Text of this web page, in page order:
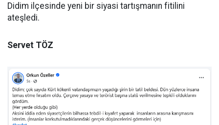
Didim ilçesinde yeni bir siyasi tartışmanın fitilini
ateşledi.
Servet TÖZ